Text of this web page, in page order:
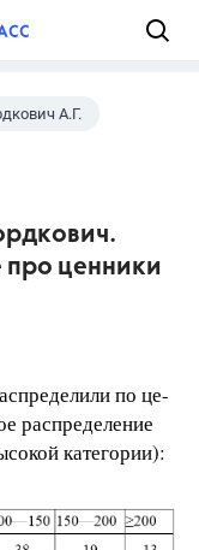
А.Г.
про ценники
по це-
распределение
категории):